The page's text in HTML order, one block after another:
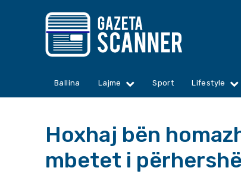
Ballina Lajme Sport Lifestyle
Hoxhaj bën
mbetet i